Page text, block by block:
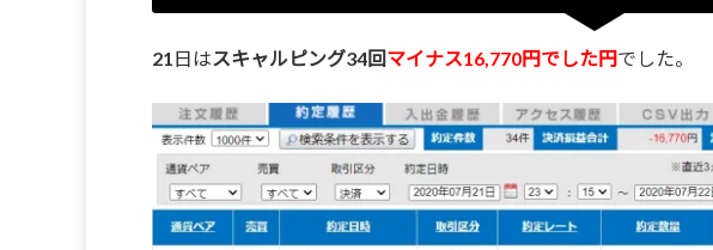
21日はスキャルピング34回マイナス16,770円でした円でした。